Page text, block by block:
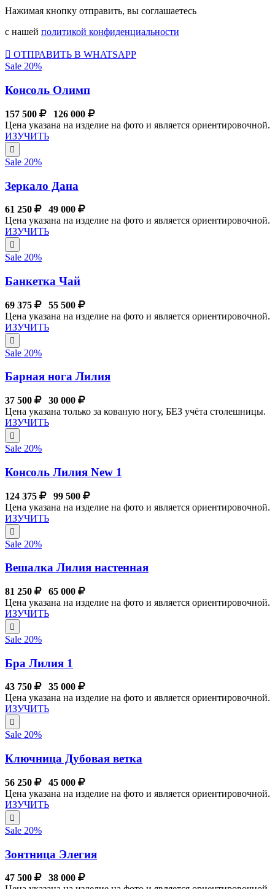
Нажимая кнопку отправить, вы соглашаетесь
с нашей политикой конфиденциальности
ОТПРАВИТЬ В WHATSAPP
Sale 20%
Консоль Олимп
157 500
126 000
Цена указана на изделие на фото и является ориентировочной.
ИЗУЧИТЬ
Sale 20%
Зеркало Дана
61 250
49 000
Цена указана на изделие на фото и является ориентировочной.
ИЗУЧИТЬ
Sale 20%
Банкетка Чай
69 375
55 500
Цена указана на изделие на фото и является ориентировочной.
ИЗУЧИТЬ
Sale 20%
Барная нога Лилия
37 500
30 000
Цена указана только за кованую ногу, БЕЗ учёта столешницы.
ИЗУЧИТЬ
Sale 20%
Консоль Лилия New 1
124 375
99 500
Цена указана на изделие на фото и является ориентировочной.
ИЗУЧИТЬ
Sale 20%
Вешалка Лилия настенная
81 250
65 000
Цена указана на изделие на фото и является ориентировочной.
ИЗУЧИТЬ
Sale 20%
Бра Лилия 1
43 750
35 000
Цена указана на изделие на фото и является ориентировочной.
ИЗУЧИТЬ
Sale 20%
Ключница Дубовая ветка
56 250
45 000
Цена указана на изделие на фото и является ориентировочной.
ИЗУЧИТЬ
Sale 20%
Зонтница Элегия
47 500
38 000